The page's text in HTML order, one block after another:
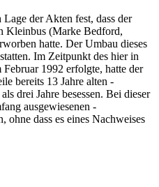
der Akten fest, dass der
Kleinbus (Marke Bedford,
hatte. Der Umbau dieses
Im Zeitpunkt des hier in
Februar 1992 erfolgte, hatte der
bereits 13 Jahre alten -
drei Jahre besessen. Bei dieser
ausgewiesenen -
ohne dass es eines Nachweises